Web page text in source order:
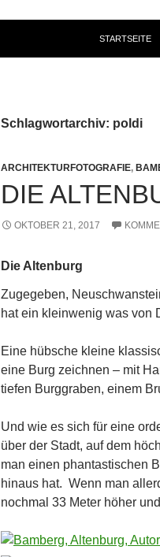
STARTSEITE
Schlagwortarchiv: poldi
ARCHITEKTURFOTOGRAFIE,
DIE
OKTOBER 21, 2017
Die Altenburg
Zugegeben,
hat ein kleinwenig was von
Eine hübsche kleine
eine Burg zeichnen – mit
tiefen Burggraben, einem
Und wie es sich für eine
über der Stadt, auf dem
man einen phantastischen
hinaus hat. Wenn man
nochmal 33 Meter höher